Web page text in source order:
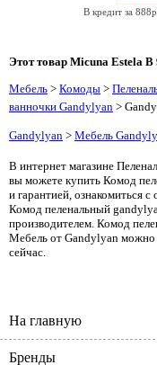
В кредит за
Этот товар Micuna Estela B
Мебель > Комоды >
ванночки Gandylyan >
Gandylyan > Мебель
В интернет магазине
вы можете купить Комод
и гарантией, ознакомиться
Комод пеленальный
производителем. Комод
Мебель от Gandylyan можно
сейчас.
На главную
Бренды